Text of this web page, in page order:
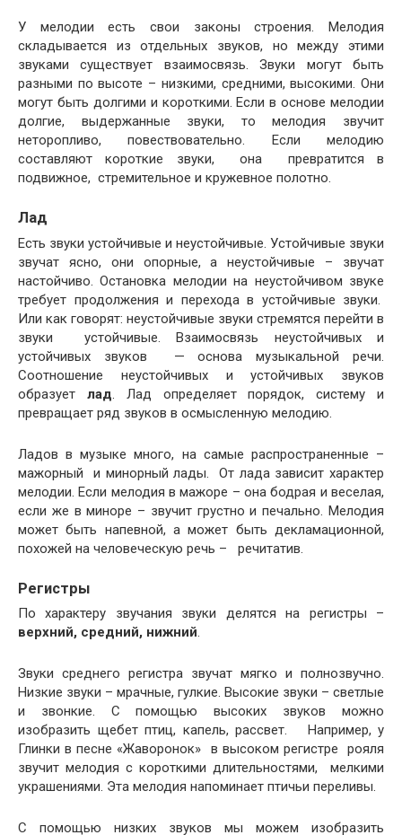
У мелодии есть свои законы строения. Мелодия
складывается из отдельных звуков, но между этими
звуками существует взаимосвязь. Звуки могут быть
разными по высоте – низкими, средними, высокими. Они
могут быть долгими и короткими. Если в основе мелодии
долгие, выдержанные звуки, то мелодия звучит
неторопливо, повествовательно. Если мелодию
составляют короткие звуки, она превратится в
подвижное, стремительное и кружевное полотно.
Лад
Есть звуки устойчивые и неустойчивые. Устойчивые звуки
звучат ясно, они опорные, а неустойчивые – звучат
настойчиво. Остановка мелодии на неустойчивом звуке
требует продолжения и перехода в устойчивые звуки.
Или как говорят: неустойчивые звуки стремятся перейти в
звуки устойчивые. Взаимосвязь неустойчивых и
устойчивых звуков — основа музыкальной речи.
Соотношение неустойчивых и устойчивых звуков
образует лад . Лад определяет порядок, систему и
превращает ряд звуков в осмысленную мелодию.
Ладов в музыке много, на самые распространенные –
мажорный и минорный лады. От лада зависит характер
мелодии. Если мелодия в мажоре – она бодрая и веселая,
если же в миноре – звучит грустно и печально. Мелодия
может быть напевной, а может быть декламационной,
похожей на человеческую речь – речитатив.
Регистры
По характеру звучания звуки делятся на регистры –
верхний, средний, нижний.
Звуки среднего регистра звучат мягко и полнозвучно.
Низкие звуки – мрачные, гулкие. Высокие звуки – светлые
и звонкие. С помощью высоких звуков можно
изобразить щебет птиц, капель, рассвет. Например, у
Глинки в песне «Жаворонок» в высоком регистре рояля
звучит мелодия с короткими длительностями, мелкими
украшениями. Эта мелодия напоминает птичьи переливы.
С помощью низких звуков мы можем изобразить